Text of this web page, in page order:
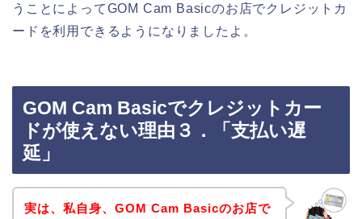
うことによってGOM Cam Basicのお店でクレジットカ
ードを利用できるようになりましたよ。
GOM Cam Basicでクレジットカー
ドが使えない理由３．「支払い遅
延」
実は、私自身、GOM Cam Basicのお店で